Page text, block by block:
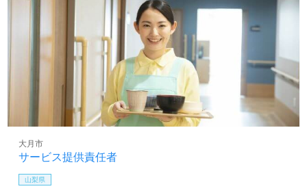
サービス提供責任者
大月市
山梨県